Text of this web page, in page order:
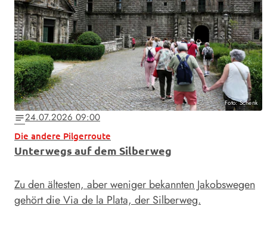
Foto: Schenk
notes24.07.2026 09:00
Die andere Pilgerroute
Unterwegs auf dem Silberweg
Zu den ältesten, aber weniger bekannten Jakobswegen
gehört die Via de la Plata, der Silberweg.